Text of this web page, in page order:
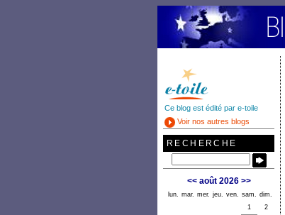
Ce blog est édité par e-toile
Voir nos autres blogs
RECHERCHE
<< août 2026 >>
lun. mar. mer. jeu. ven. sam.
dim.
1
2